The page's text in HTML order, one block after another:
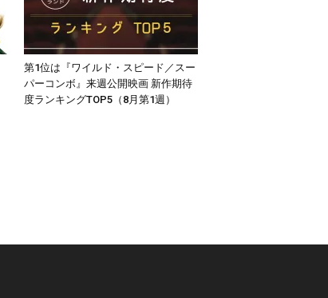
第1位は『ワイルド・スピード／スー
パーコンボ』来週公開映画 新作期待
度ランキングTOP5（8月第1週）